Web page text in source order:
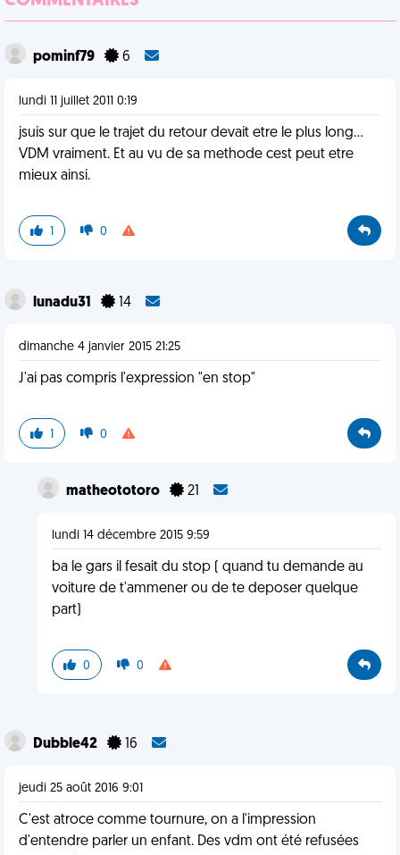
pominf79 6
lundi 11 juillet 2011 0:19
jsuis sur que le trajet du retour devait etre le plus long...
VDM vraiment. Et au vu de sa methode cest peut etre
mieux ainsi.
1 0
lunadu31 14
dimanche 4 janvier 2015 21:25
J'ai pas compris l'expression "en stop"
1 0
matheototoro 21
lundi 14 décembre 2015 9:59
ba le gars il fesait du stop ( quand tu demande au
voiture de t'ammener ou de te deposer quelque
part)
0 0
Dubble42 16
jeudi 25 août 2016 9:01
C'est atroce comme tournure, on a l'impression
d'entendre parler un enfant. Des vdm ont été refusées